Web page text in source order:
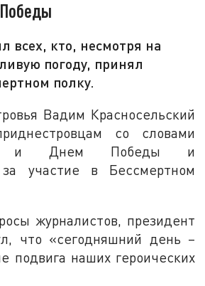
всех, кто, несмотря на
погоду, принял
полку.
Вадим Красносельский
со словами
и Днем Победы и
за участие в Бессмертном
журналистов, президент
что «сегодняшний день –
подвига наших героических